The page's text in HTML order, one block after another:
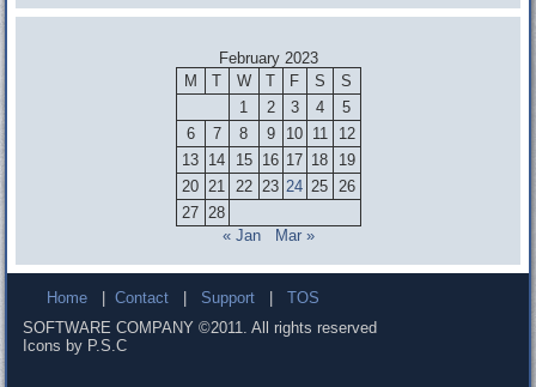
February 2023
M
T W T F S
S
1
2 3 4
5
6
7 8 9 10 11
12
13 14 15 16 17 18
19
20 21 22 23 24 25 26
27 28
« Jan
Mar »
Home |Contact Support |TOS
SOFTWARE COMPANY ©2011. All rights reserved
Icons by P.S.C